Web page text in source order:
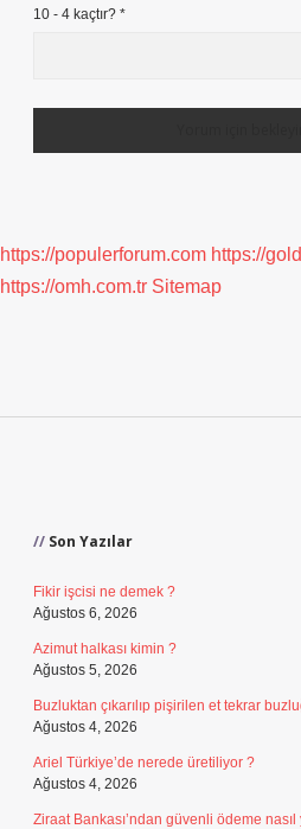
10 - 4 kaçtır? *
https://populerforum.com https://
https://omh.com.tr Sitemap
Son Yazılar
Fikir işcisi ne demek ?
Ağustos 6, 2026
Azimut halkası kimin ?
Ağustos 5, 2026
Buzluktan çıkarılıp pişirilen et tekrar
Ağustos 4, 2026
Ariel Türkiye’de nerede üretiliyor ?
Ağustos 4, 2026
Ziraat Bankası’ndan güvenli ödeme nasıl